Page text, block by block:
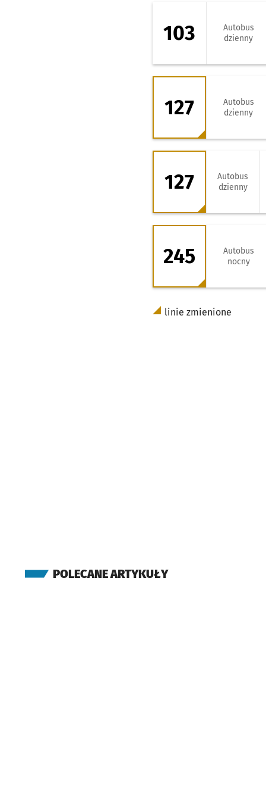
103 - kierunek
103
Autobus
dzienny
127 - kierunek
127
Autobus
dzienny
127 - kierunek
127
Autobus
dzienny
245 - kierunek
245
Autobus
nocny
linie zmienione
POLECANE ARTYKUŁY